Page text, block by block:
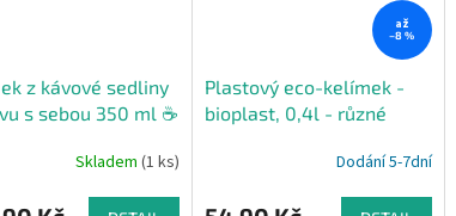
z kávové sedliny
s sebou 350 ml ☕
Skladem (1 ks)
až
–8 %
Plastový eco-kelímek -
bioplast, 0,4l - různé
Dodání 5-7dní